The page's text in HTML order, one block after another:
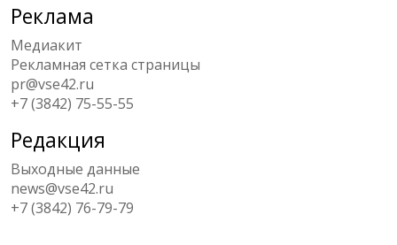
Реклама
Медиакит
Рекламная сетка страницы
pr@vse42.ru
+7 (3842) 75-55-55
Редакция
Выходные данные
news@vse42.ru
+7 (3842) 76-79-79